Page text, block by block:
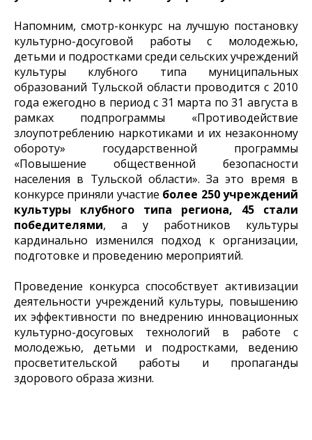
Напомним, смотр-конкурс на лучшую постановку
культурно-досуговой работы с молодежью,
детьми и подростками среди сельских учреждений
культуры клубного типа муниципальных
образований Тульской области проводится с 2010
года ежегодно в период с 31 марта по 31 августа в
рамках подпрограммы «Противодействие
злоупотреблению наркотиками и их незаконному
обороту» государственной программы
«Повышение общественной безопасности
населения в Тульской области». За это время в
конкурсе приняли участие более 250 учреждений
культуры клубного типа региона, 45 стали
победителями, а у работников культуры
кардинально изменился подход к организации,
подготовке и проведению мероприятий.
Проведение конкурса способствует активизации
деятельности учреждений культуры, повышению
их эффективности по внедрению инновационных
культурно-досуговых технологий в работе с
молодежью, детьми и подростками, ведению
просветительской работы и пропаганды
здорового образа жизни.